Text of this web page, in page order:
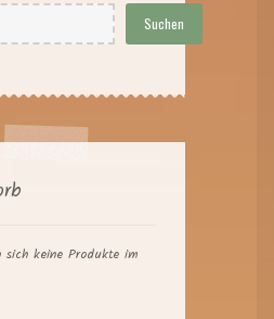
Suchen
sich keine Produkte im